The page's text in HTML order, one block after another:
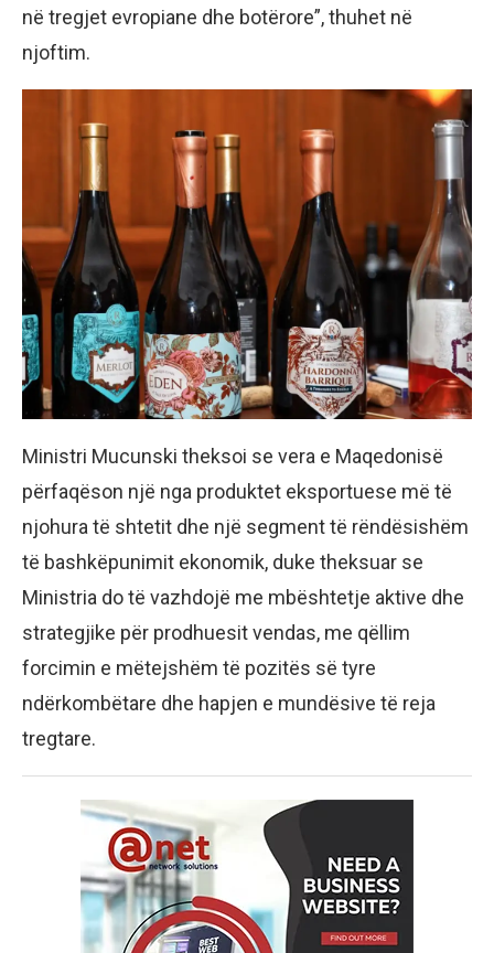
në tregjet evropiane dhe botërore”, thuhet në
njoftim.
Ministri Mucunski theksoi se vera e Maqedonisë
përfaqëson një nga produktet eksportuese më të
njohura të shtetit dhe një segment të rëndësishëm
të bashkëpunimit ekonomik, duke theksuar se
Ministria do të vazhdojë me mbështetje aktive dhe
strategjike për prodhuesit vendas, me qëllim
forcimin e mëtejshëm të pozitës së tyre
ndërkombëtare dhe hapjen e mundësive të reja
tregtare.